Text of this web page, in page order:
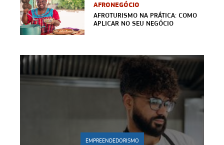
AFRONEGÓCIO
AFROTURISMO NA PRÁTICA: COMO
APLICAR NO SEU NEGÓCIO
EMPREENDEDORISMO